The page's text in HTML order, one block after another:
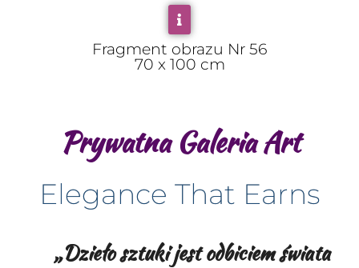
Fragment obrazu Nr 56
70 x 100 cm
Prywatna Galeria Art
Elegance That Earns
„Dzieło sztuki jest odbiciem świata